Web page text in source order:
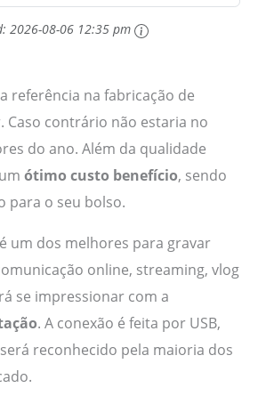
2026-08-06 12:35 pm
referência na fabricação de
Caso contrário não estaria no
do ano. Além da qualidade
ótimo custo benefício, sendo
para o seu bolso.
um dos melhores para gravar
online, streaming, vlog
se impressionar com a
. A conexão é feita por USB,
reconhecido pela maioria dos